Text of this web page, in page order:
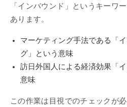
「インバウンド」というキーワ
あります。
マーケティング手法である「
グ」という意味
訪日外国人による経済効果「
意味
この作業は目視でのチェックが